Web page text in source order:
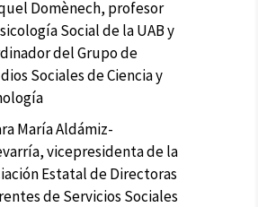
Domènech, profesor
Social de la UAB y
del Grupo de
Sociales de Ciencia y
María Aldámiz-
vicepresidenta de la
Estatal de Directoras
de Servicios Sociales